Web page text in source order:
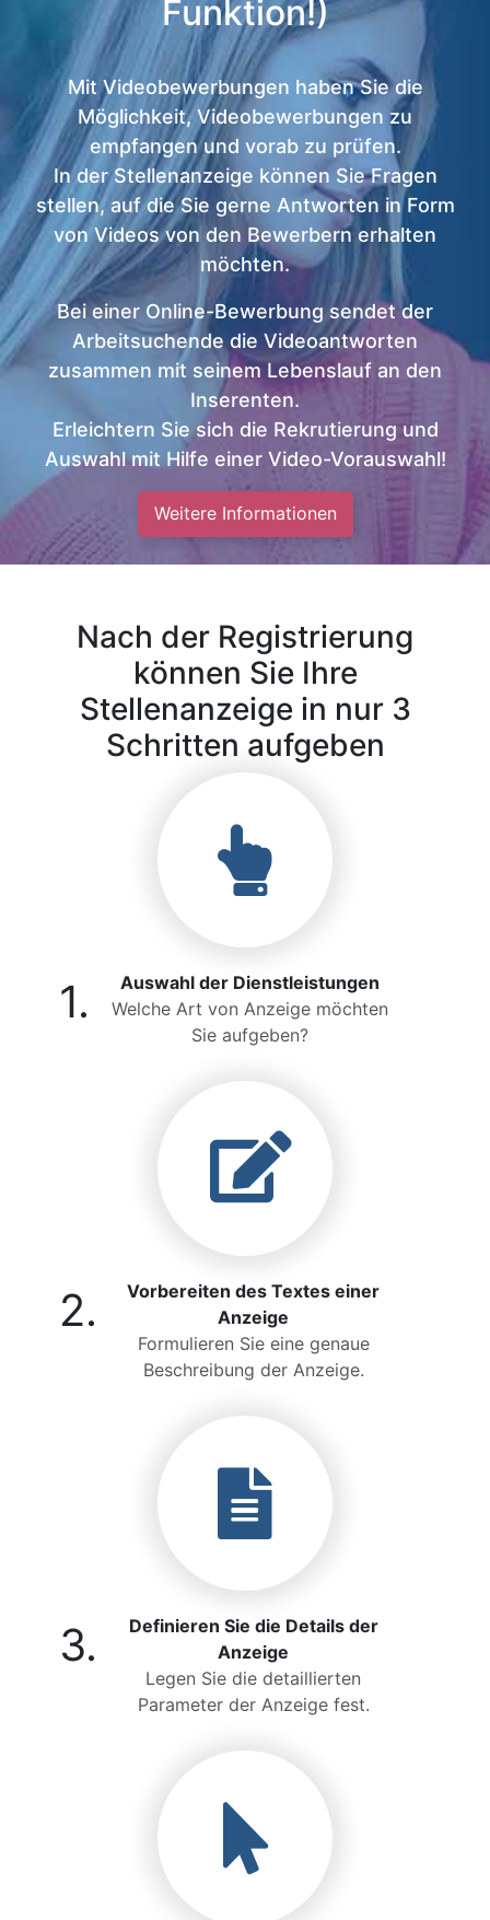
Funktion!)
Mit Videobewerbungen haben Sie die
Möglichkeit, Videobewerbungen zu
empfangen und vorab zu prüfen.
In der Stellenanzeige können Sie Fragen
stellen, auf die Sie gerne Antworten in Form
von Videos von den Bewerbern erhalten
möchten.
Bei einer Online-Bewerbung sendet der
Arbeitsuchende die Videoantworten
zusammen mit seinem Lebenslauf an den
Inserenten.
Erleichtern Sie sich die Rekrutierung und
Auswahl mit Hilfe einer Video-Vorauswahl!
Weitere Informationen
Nach der Registrierung
können Sie Ihre
Stellenanzeige in nur 3
Schritten aufgeben
1.
Auswahl der Dienstleistungen
Welche Art von Anzeige möchten
Sie aufgeben?
2.
Vorbereiten des Textes einer
Anzeige
Formulieren Sie eine genaue
Beschreibung der Anzeige.
3.
Definieren Sie die Details der
Anzeige
Legen Sie die detaillierten
Parameter der Anzeige fest.